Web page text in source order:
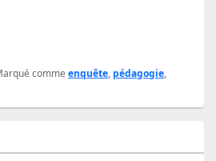
comme enquête, pédagogie,